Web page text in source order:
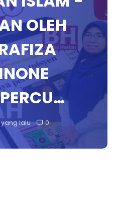
OLEH
lalu 0